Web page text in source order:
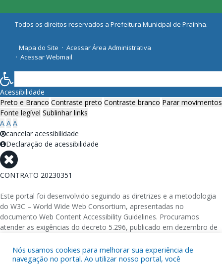
Todos os direitos reservados a Prefeitura Municipal de Prainha.
Mapa do Site
Acessar Área Administrativa
Acessar Webmail
Nós usamos cookies para melhorar sua experiência de
navegação no portal. Ao utilizar nosso portal, você
Acessibilidade
Preto e Branco Contraste preto Contraste branco Parar movimentos
Fonte legível Sublinhar links
A A A
cancelar acessibilidade
Declaração de acessibilidade
CONTRATO 20230351
Este portal foi desenvolvido seguindo as diretrizes e a metodologia
do W3C – World Wide Web Consortium, apresentadas no
documento Web Content Accessibility Guidelines. Procuramos
atender as exigências do decreto 5.296, publicado em dezembro de
eletrônicos da administração pública na rede mundial de
computadores para o uso das pessoas com necessidades especiais,